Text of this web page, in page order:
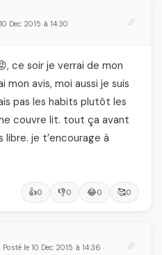
Dec 2015 à 14:30
ce soir je verrai de mon
avis, moi aussi je suis
pas les habits plutôt les
couvre lit. tout ça avant
libre. je t’encourage à
👍0 👎0 😂0 🥰0
Posté le 10 Dec 2015 à 14:36